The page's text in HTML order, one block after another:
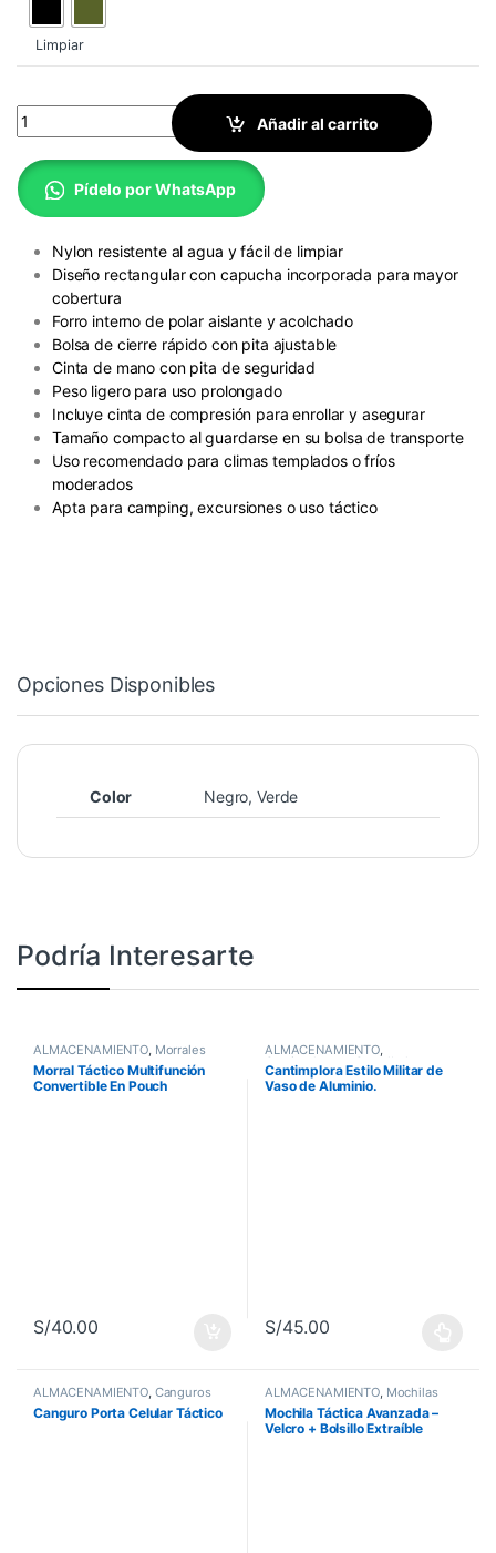
Nylon resistente al agua y fácil de limpiar
Diseño rectangular con capucha incorporada para mayor
cobertura
Forro interno de polar aislante y acolchado
Bolsa de cierre rápido con pita ajustable
Cinta de mano con pita de seguridad
Peso ligero para uso prolongado
Incluye cinta de compresión para enrollar y asegurar
Tamaño compacto al guardarse en su bolsa de transporte
Uso recomendado para climas templados o fríos
moderados
Apta para camping, excursiones o uso táctico
Limpiar
Bolsa de Dormir Outdoor quantity
Añadir al carrito
Pídelo por WhatsApp
Opciones Disponibles
Color Negro, Verde
Podría Interesarte
ALMACENAMIENTO, Morrales
Morral Táctico Multifunción
Convertible En Pouch
S/40.00
ALMACENAMIENTO,
Cantimploras y Camelbak
Cantimplora Estilo Militar de
Vaso de Aluminio.
S/45.00
ALMACENAMIENTO, Canguros
Canguro Porta Celular Táctico
ALMACENAMIENTO, Mochilas
Mochila Táctica Avanzada –
Velcro + Bolsillo Extraíble